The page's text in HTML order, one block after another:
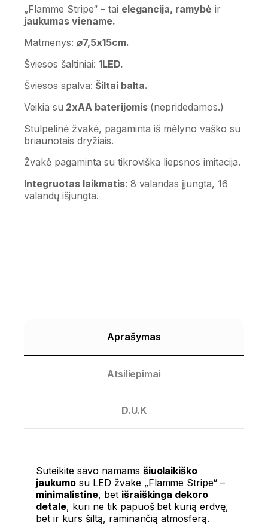
„Flamme Stripe“ – tai elegancija, ramybė ir
jaukumas viename.
Matmenys: ⌀7,5x15cm.
Šviesos šaltiniai: 1LED.
Šviesos spalva: Šiltai balta.
Veikia su 2xAA baterijomis(nepridedamos.)
Stulpelinė žvakė, pagaminta iš mėlyno vaško su
briaunotais dryžiais.
Žvakė pagaminta su tikroviška liepsnos imitacija.
Integruotas laikmatis: 8 valandas įjungta, 16
valandų išjungta.
Aprašymas
Atsiliepimai
D.U.K
Suteikite savo namams šiuolaikiško
jaukumosu LED žvake „Flamme Stripe“ –
minimalistine, bet išraiškinga dekoro
detale, kuri ne tik papuoš bet kurią erdvę,
bet ir kurs šiltą, raminančią atmosferą.